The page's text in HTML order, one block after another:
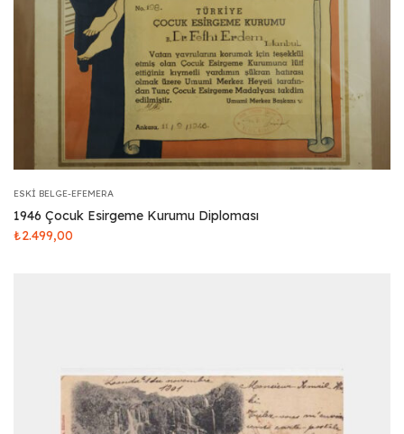
ESKI BELGE-EFEMERA
1946 Çocuk Esirgeme Kurumu Diploması
₺2.499,00